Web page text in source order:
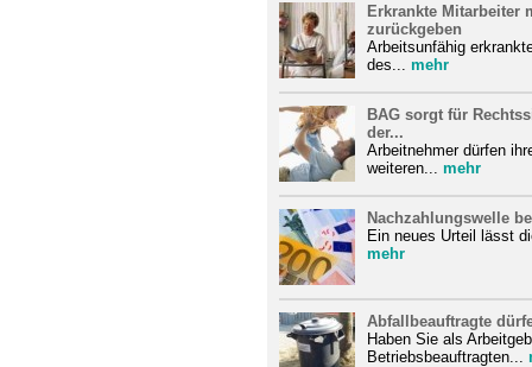
Erkrankte Mitarbeiter
zurückgeben
Arbeitsunfähig
des... mehr
BAG sorgt für
der...
Arbeitnehmer dürfen
weiteren... mehr
Nachzahlungswelle
Ein neues Urteil lässt
mehr
Abfallbeauftragte
Haben Sie als
Betriebsbeauftragten...